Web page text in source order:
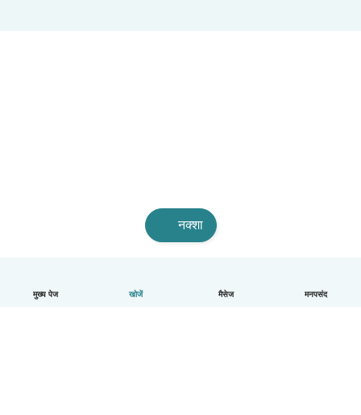
मुख्य पेज खोजें मैसेज मनपसंद
नक्शा